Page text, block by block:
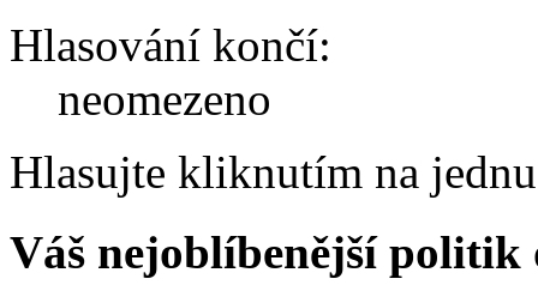
Hlasování končí:
neomezeno
Hlasujte kliknutím na
Váš nejoblíbenější politik